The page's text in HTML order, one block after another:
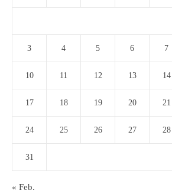
3 4 5 6 7
10 11 12 13 14
17 18 19 20 21
24 25 26 27 28
31
« Feb.